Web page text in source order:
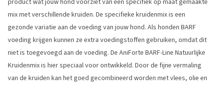
mix met verschillende kruiden. De specifieke kruidenmix is een
gezonde variatie aan de voeding van jouw hond. Als honden BARF
voeding krijgen kunnen ze extra voedingstoffen gebruiken, omdat dit
niet is toegevoegd aan de voeding. De AniForte BARF-Line Natuurlijke
Kruidenmix is hier speciaal voor ontwikkeld. Door de fijne vermaling
van de kruiden kan het goed gecombineerd worden met vlees, olie en